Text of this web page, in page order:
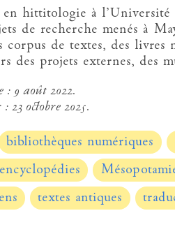
hittitologie à l’Université
de recherche menés à
corpus de textes, des livres
des projets externes, des
: 9 août 2022.
: 23 octobre 2025.
bibliothèques numériques
textes antiques